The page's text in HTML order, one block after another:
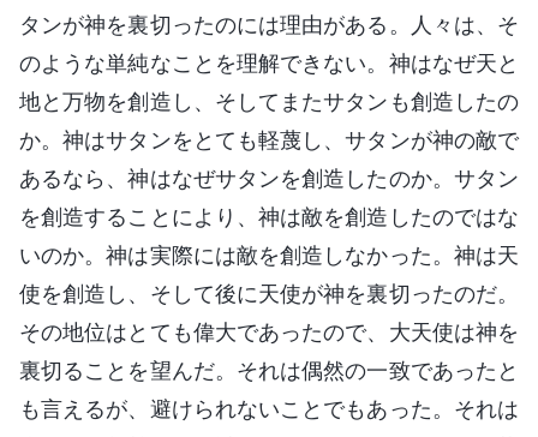
タンが神を裏切ったのには理由がある。人々は、そ
のような単純なことを理解できない。神はなぜ天と
地と万物を創造し、そしてまたサタンも創造したの
か。神はサタンをとても軽蔑し、サタンが神の敵で
あるなら、神はなぜサタンを創造したのか。サタン
を創造することにより、神は敵を創造したのではな
いのか。神は実際には敵を創造しなかった。神は天
使を創造し、そして後に天使が神を裏切ったのだ。
その地位はとても偉大であったので、大天使は神を
裏切ることを望んだ。それは偶然の一致であったと
も言えるが、避けられないことでもあった。それは